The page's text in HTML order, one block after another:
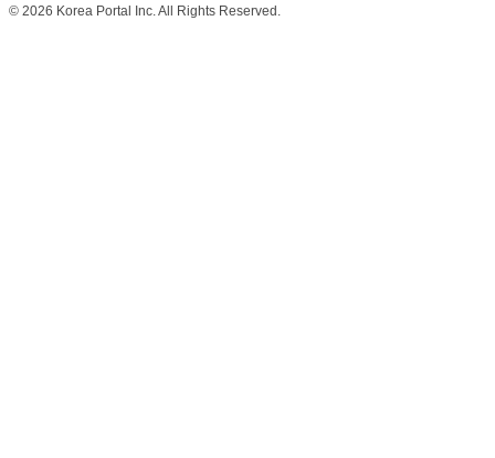
© 2026 Korea Portal Inc. All Rights Reserved.